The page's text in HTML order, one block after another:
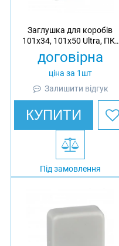
Заглушка для коробів
101х34, 101х50 Ultra, ПК/
АБС
договірна
ціна за 1шт
Залишити відгук
КУПИТИ
Під замовлення